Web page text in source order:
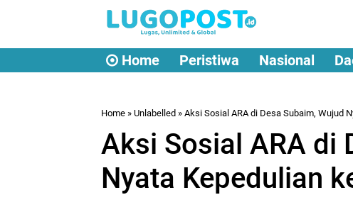
Home Peristiwa Nasional
Home » Unlabelled » Aksi Sosial ARA di Desa Subaim, Wujud
Aksi Sosial ARA di
Nyata Kepedulian